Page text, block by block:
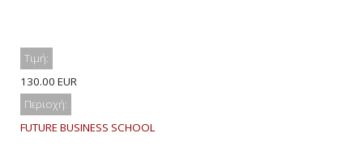
Τιμή:
130.00 EUR
Περιοχή:
FUTURE BUSINESS SCHOOL